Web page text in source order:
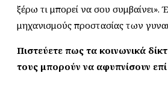
ξέρω τι μπορεί να σου συμβαίνει».
μηχανισμούς προστασίας των
Πιστεύετε πως τα κοινωνικά
τους μπορούν να αφυπνίσουν